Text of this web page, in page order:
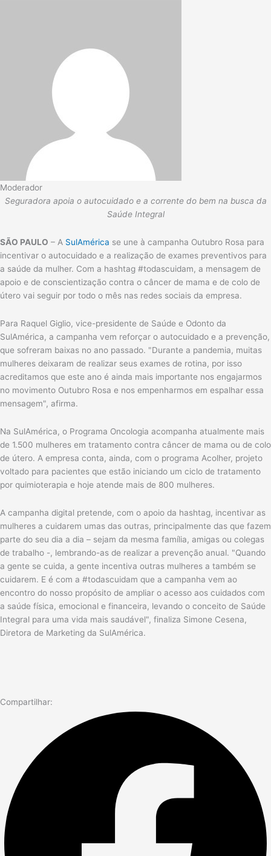
Moderador
Seguradora apoia o autocuidado e a corrente do bem na busca da
Saúde Integral
SÃO PAULO – A SulAmérica se une à campanha Outubro Rosa para
incentivar o autocuidado e a realização de exames preventivos para
a saúde da mulher. Com a hashtag #todascuidam, a mensagem de
apoio e de conscientização contra o câncer de mama e de colo de
útero vai seguir por todo o mês nas redes sociais da empresa.
Para Raquel Giglio, vice-presidente de Saúde e Odonto da
SulAmérica, a campanha vem reforçar o autocuidado e a prevenção,
que sofreram baixas no ano passado. "Durante a pandemia, muitas
mulheres deixaram de realizar seus exames de rotina, por isso
acreditamos que este ano é ainda mais importante nos engajarmos
no movimento Outubro Rosa e nos empenharmos em espalhar essa
mensagem", afirma.
Na SulAmérica, o Programa Oncologia acompanha atualmente mais
de 1.500 mulheres em tratamento contra câncer de mama ou de colo
de útero. A empresa conta, ainda, com o programa Acolher, projeto
voltado para pacientes que estão iniciando um ciclo de tratamento
por quimioterapia e hoje atende mais de 800 mulheres.
A campanha digital pretende, com o apoio da hashtag, incentivar as
mulheres a cuidarem umas das outras, principalmente das que fazem
parte do seu dia a dia – sejam da mesma família, amigas ou colegas
de trabalho -, lembrando-as de realizar a prevenção anual. "Quando
a gente se cuida, a gente incentiva outras mulheres a também se
cuidarem. E é com a #todascuidam que a campanha vem ao
encontro do nosso propósito de ampliar o acesso aos cuidados com
a saúde física, emocional e financeira, levando o conceito de Saúde
Integral para uma vida mais saudável", finaliza Simone Cesena,
Diretora de Marketing da SulAmérica.
Compartilhar: